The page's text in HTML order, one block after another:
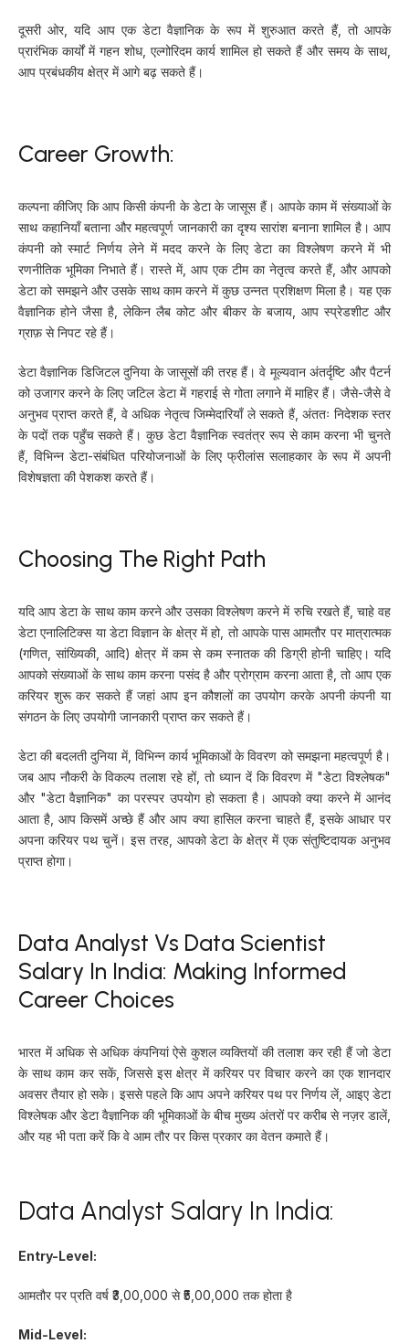
दूसरी ओर, यदि आप एक डेटा वैज्ञानिक के रूप में शुरुआत करते हैं, तो आपके
प्रारंभिक कार्यों में गहन शोध, एल्गोरिदम कार्य शामिल हो सकते हैं और समय के साथ,
आप प्रबंधकीय क्षेत्र में आगे बढ़ सकते हैं।
Career Growth:
कल्पना कीजिए कि आप किसी कंपनी के डेटा के जासूस हैं। आपके काम में संख्याओं के
साथ कहानियाँ बताना और महत्वपूर्ण जानकारी का दृश्य सारांश बनाना शामिल है। आप
कंपनी को स्मार्ट निर्णय लेने में मदद करने के लिए डेटा का विश्लेषण करने में भी
रणनीतिक भूमिका निभाते हैं। रास्ते में, आप एक टीम का नेतृत्व करते हैं, और आपको
डेटा को समझने और उसके साथ काम करने में कुछ उन्नत प्रशिक्षण मिला है। यह एक
वैज्ञानिक होने जैसा है, लेकिन लैब कोट और बीकर के बजाय, आप स्प्रेडशीट और
ग्राफ़ से निपट रहे हैं।
डेटा वैज्ञानिक डिजिटल दुनिया के जासूसों की तरह हैं। वे मूल्यवान अंतर्दृष्टि और पैटर्न
को उजागर करने के लिए जटिल डेटा में गहराई से गोता लगाने में माहिर हैं। जैसे-जैसे वे
अनुभव प्राप्त करते हैं, वे अधिक नेतृत्व जिम्मेदारियाँ ले सकते हैं, अंततः निदेशक स्तर
के पदों तक पहुँच सकते हैं। कुछ डेटा वैज्ञानिक स्वतंत्र रूप से काम करना भी चुनते
हैं, विभिन्न डेटा-संबंधित परियोजनाओं के लिए फ्रीलांस सलाहकार के रूप में अपनी
विशेषज्ञता की पेशकश करते हैं।
Choosing The Right Path
यदि आप डेटा के साथ काम करने और उसका विश्लेषण करने में रुचि रखते हैं, चाहे वह
डेटा एनालिटिक्स या डेटा विज्ञान के क्षेत्र में हो, तो आपके पास आमतौर पर मात्रात्मक
(गणित, सांख्यिकी, आदि) क्षेत्र में कम से कम स्नातक की डिग्री होनी चाहिए। यदि
आपको संख्याओं के साथ काम करना पसंद है और प्रोग्राम करना आता है, तो आप एक
करियर शुरू कर सकते हैं जहां आप इन कौशलों का उपयोग करके अपनी कंपनी या
संगठन के लिए उपयोगी जानकारी प्राप्त कर सकते हैं।
डेटा की बदलती दुनिया में, विभिन्न कार्य भूमिकाओं के विवरण को समझना महत्वपूर्ण है।
जब आप नौकरी के विकल्प तलाश रहे हों, तो ध्यान दें कि विवरण में "डेटा विश्लेषक"
और "डेटा वैज्ञानिक" का परस्पर उपयोग हो सकता है। आपको क्या करने में आनंद
आता है, आप किसमें अच्छे हैं और आप क्या हासिल करना चाहते हैं, इसके आधार पर
अपना करियर पथ चुनें। इस तरह, आपको डेटा के क्षेत्र में एक संतुष्टिदायक अनुभव
प्राप्त होगा।
Data Analyst Vs Data Scientist
Salary In India: Making Informed
Career Choices
भारत में अधिक से अधिक कंपनियां ऐसे कुशल व्यक्तियों की तलाश कर रही हैं जो डेटा
के साथ काम कर सकें, जिससे इस क्षेत्र में करियर पर विचार करने का एक शानदार
अवसर तैयार हो सके। इससे पहले कि आप अपने करियर पथ पर निर्णय लें, आइए डेटा
विश्लेषक और डेटा वैज्ञानिक की भूमिकाओं के बीच मुख्य अंतरों पर करीब से नज़र डालें,
और यह भी पता करें कि वे आम तौर पर किस प्रकार का वेतन कमाते हैं।
Data Analyst Salary In India:
Entry-Level:
आमतौर पर प्रति वर्ष ₹3,00,000 से ₹5,00,000 तक होता है
Mid-Level: